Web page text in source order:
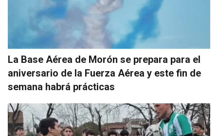
La Base Aérea de Morón se prepara para el
aniversario de la Fuerza Aérea y este fin de
semana habrá prácticas